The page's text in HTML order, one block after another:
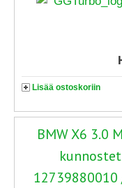
Lisää ostoskoriin
BMW X6 3.0
12739880010